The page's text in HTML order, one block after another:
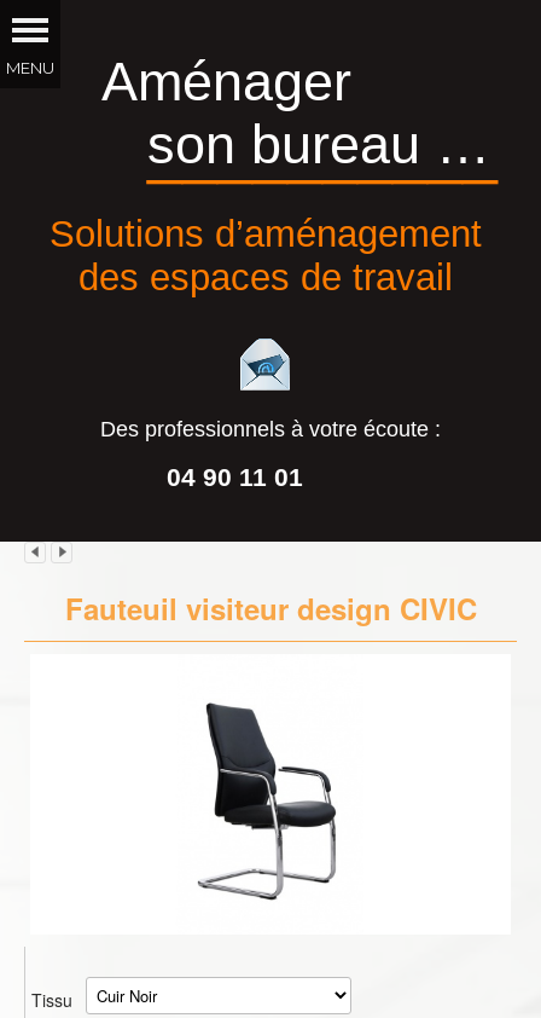
Aménager
son bureau …
Solutions d’aménagement
des espaces de travail
Des professionnels à votre écoute :
04 90 11 01
__________
Fauteuil visiteur design CIVIC
Tissu